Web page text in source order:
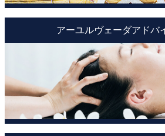
アーユルヴェーダアドバ